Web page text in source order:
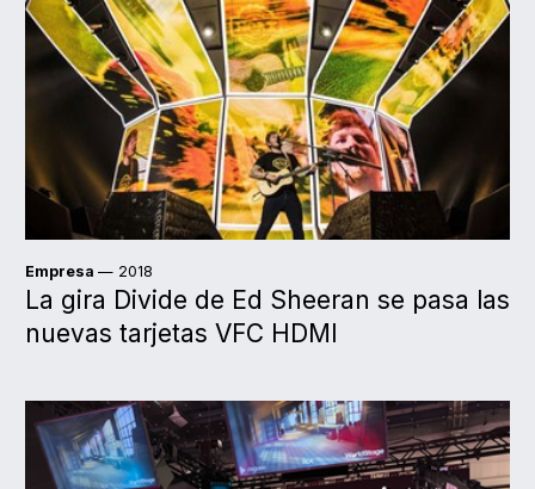
Empresa — 2018
La gira Divide de Ed Sheeran se pasa las
nuevas tarjetas VFC HDMI